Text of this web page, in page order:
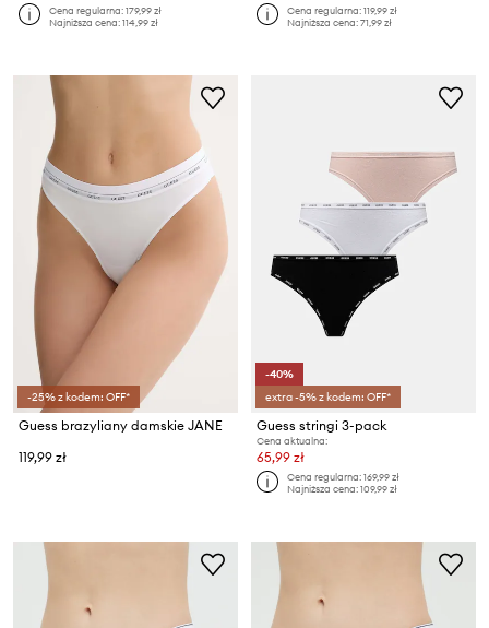
Cena regularna:179,99 zł
Najniższa cena:114,99 zł
Cena regularna:119,99 zł
Najniższa cena:71,99 zł
-25% z kodem: OFF*
Guess brazyliany damskie JANE
119,99 zł
-40%
extra -5% z kodem: OFF*
Guess stringi 3-pack
Cena aktualna:
65,99 zł
Cena regularna:169,99 zł
Najniższa cena:109,99 zł